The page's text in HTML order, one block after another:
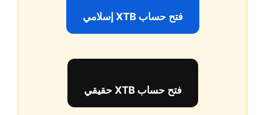
فتح حساب XTB إسلامي
فتح حساب XTB حقيقي